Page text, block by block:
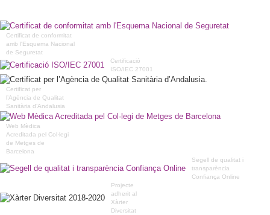
Certificat de conformitat
amb l'Esquema Nacional
de Seguretat
Certificació
ISO/IEC 27001
Certificat per
l’Agència de Qualitat
Sanitària d’Andalusia
Web Mèdica
Acreditada pel Col·legi
de Metges de
Barcelona
Segell de qualitat i
transparència
Confiança Online
Projecte
adherit al
Xàrter
Diversitat